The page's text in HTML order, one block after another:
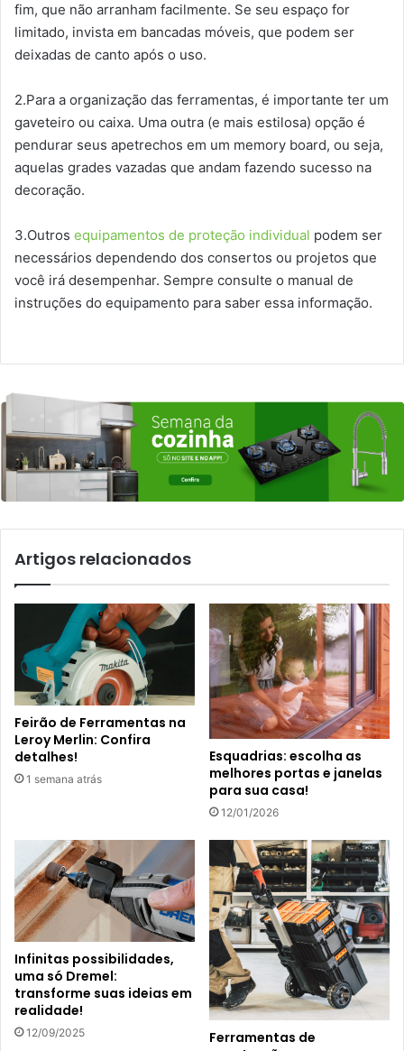
fim, que não arranham facilmente. Se seu espaço for
limitado, invista em bancadas móveis, que podem ser
deixadas de canto após o uso.
2.Para a organização das ferramentas, é importante ter um
gaveteiro ou caixa. Uma outra (e mais estilosa) opção é
pendurar seus apetrechos em um memory board, ou seja,
aquelas grades vazadas que andam fazendo sucesso na
decoração.
3.Outros equipamentos de proteção individual podem ser
necessários dependendo dos consertos ou projetos que
você irá desempenhar. Sempre consulte o manual de
instruções do equipamento para saber essa informação.
Artigos relacionados
Feirão de Ferramentas na
Leroy Merlin: Confira
detalhes!
1 semana atrás
Esquadrias: escolha as
melhores portas e janelas
para sua casa!
12/01/2026
Infinitas possibilidades,
uma só Dremel:
transforme suas ideias em
realidade!
12/09/2025
Ferramentas de